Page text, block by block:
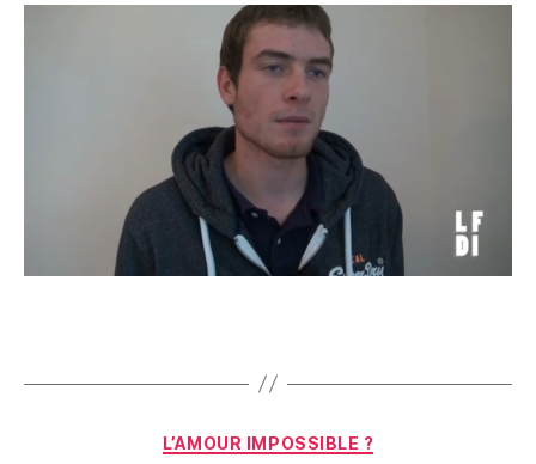
Catégories
L’AMOUR IMPOSSIBLE ?